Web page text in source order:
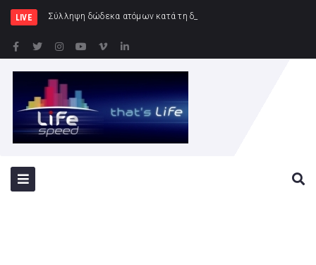
LIVE Σύλληψη δώδεκα ατόμων κατά τη διάρκεια του ποδοσφαιρι